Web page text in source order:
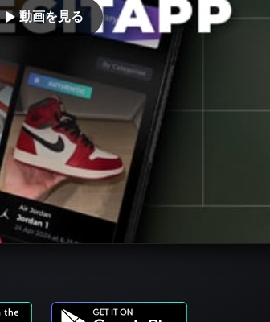
動画を見る